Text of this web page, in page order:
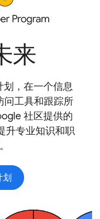
来
，在一个信息
问工具和跟踪所
社区提供的
升专业知识和职